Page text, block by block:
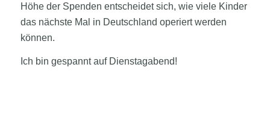
Höhe der Spenden entscheidet sich, wie viele Kinder
das nächste Mal in Deutschland operiert werden
können.
Ich bin gespannt auf Dienstagabend!